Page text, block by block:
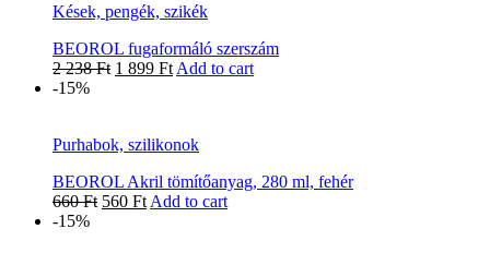
Kések, pengék, szikék
BEOROL fugaformáló szerszám
2 238Ft 1 899 Ft Add to cart
-15%
Purhabok, szilikonok
BEOROL Akril tömítőanyag, 280 ml, fehér
660Ft 560 Ft Add to cart
-15%